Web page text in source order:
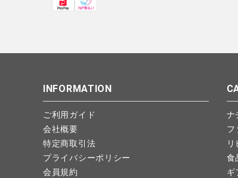
INFORMATION
ご利用ガイド
会社概要
特定商取引法
プライバシーポリシー
会員規約
ナ
フ
食
ギ